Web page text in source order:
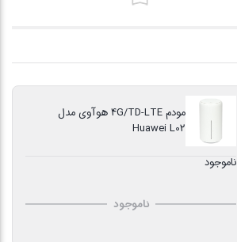
مودم 4G/TD-LTE هوآوی مدل
Huawei L02
ناموجود
ناموجود